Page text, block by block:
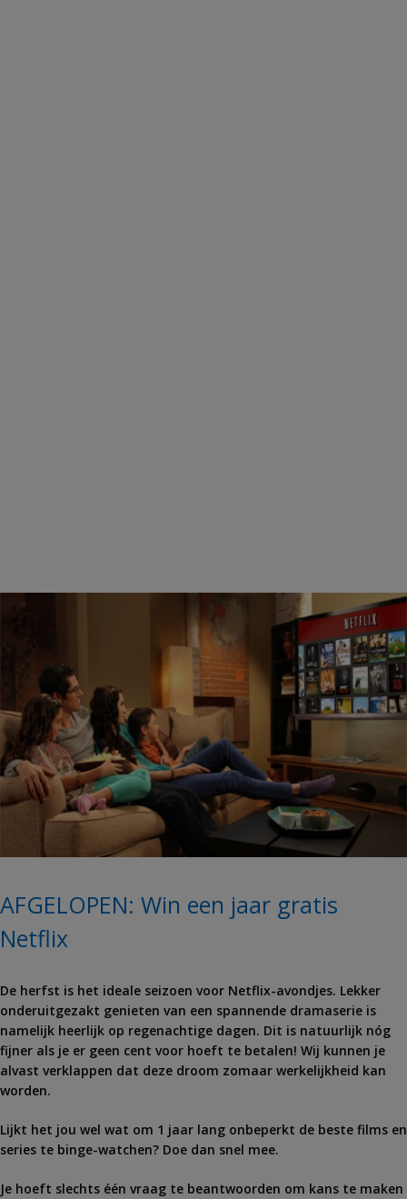
AFGELOPEN: Win een jaar gratis
Netflix
De herfst is het ideale seizoen voor Netflix-avondjes. Lekker
onderuitgezakt genieten van een spannende dramaserie is
namelijk heerlijk op regenachtige dagen. Dit is natuurlijk nóg
fijner als je er geen cent voor hoeft te betalen! Wij kunnen je
alvast verklappen dat deze droom zomaar werkelijkheid kan
worden.
Lijkt het jou wel wat om 1 jaar lang onbeperkt de beste films en
series te binge-watchen? Doe dan snel mee.
Je hoeft slechts één vraag te beantwoorden om kans te maken